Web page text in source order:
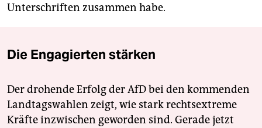
Unterschriften zusammen habe.
Die Engagierten stärken
Der drohende Erfolg der AfD bei den kommenden
Landtagswahlen zeigt, wie stark rechtsextreme
Kräfte inzwischen geworden sind. Gerade jetzt